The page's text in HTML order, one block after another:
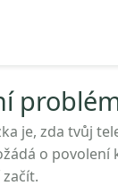
je, zda tvůj
o povolení